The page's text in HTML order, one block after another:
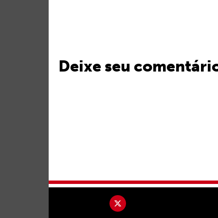
Deixe seu